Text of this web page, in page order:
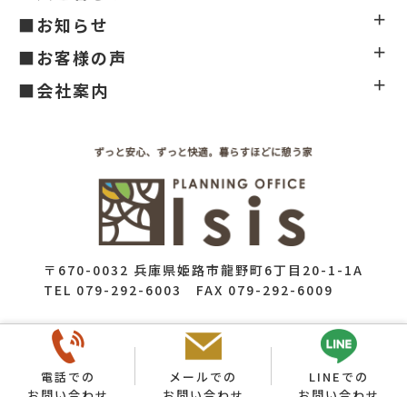
■お知らせ
■お客様の声
■会社案内
〒670-0032 兵庫県姫路市龍野町6丁目20-1-1A
TEL 079-292-6003 FAX 079-292-6009
©Isis .Inc All Rights Reserved.
電話での
メールでの
LINEでの